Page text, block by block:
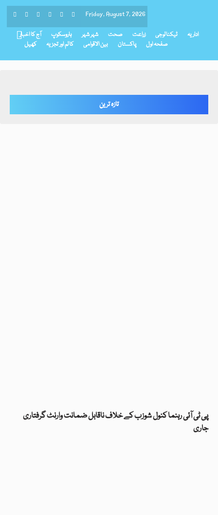
Friday, August 7, 2026
آج کا اخبار ہاروسکوپ شہر شہر صحت زراعت ٹیکنالوجی
اداریہ
کھیل
کالم اور تجزیہ بین الاقوامی پاکستان صفحہ اول
تازہ ترین
پی ٹی آئی رہنما کنول شوزب کے خلاف ناقابل ضمانت وارنٹ گرفتاری
جاری